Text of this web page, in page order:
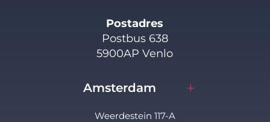
Postadres
Postbus 638
5900AP Venlo
Amsterdam
Weerdestein 117-A